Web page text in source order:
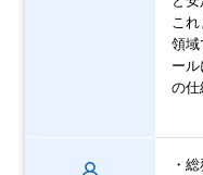
こ
領域
ー
の仕
・